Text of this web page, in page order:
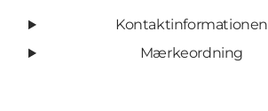
Kontaktinformationen
Mærkeordning